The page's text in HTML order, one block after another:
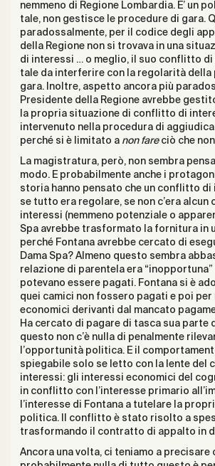
nemmeno di Regione Lombardia. E’ un
tale, non gestisce le procedure di gara.
paradossalmente, per il codice degli
della Regione non si trovava in una
di interessi … o meglio, il suo conflitto di
tale da interferire con la regolarità della
gara. Inoltre, aspetto ancora più
Presidente della Regione avrebbe
la propria situazione di conflitto di
intervenuto nella procedura di
perché si è limitato a non fare ciò che
La magistratura, però, non sembra
modo. E probabilmente anche i
storia hanno pensato che un conflitto di
se tutto era regolare, se non c’era
interessi (nemmeno potenziale o
Spa avrebbe trasformato la fornitura in
perché Fontana avrebbe cercato di
Dama Spa? Almeno questo sembra
relazione di parentela era “inopportuna”
potevano essere pagati. Fontana si è
quei camici non fossero pagati e poi per
economici derivanti dal mancato
Ha cercato di pagare di tasca sua parte
questo non c’è nulla di penalmente
l’opportunità politica. E il
spiegabile solo se letto con la lente del
interessi: gli interessi economici del
in conflitto con l’interesse primario
l’interesse di Fontana a tutelare la
politica. Il conflitto è stato risolto a
trasformando il contratto di appalto in
Ancora una volta, ci teniamo a precisare